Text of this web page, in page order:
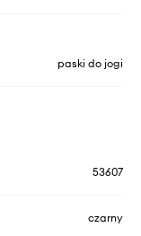
paski do jogi
53607
czarny